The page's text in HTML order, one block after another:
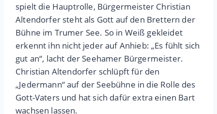
spielt die Hauptrolle, Bürgermeister Christian
Altendorfer steht als Gott auf den Brettern der
Bühne im Trumer See. So in Weiß gekleidet
erkennt ihn nicht jeder auf Anhieb: „Es fühlt sich
gut an“, lacht der Seehamer Bürgermeister.
Christian Altendorfer schlüpft für den
„Jedermann“ auf der Seebühne in die Rolle des
Gott-Vaters und hat sich dafür extra einen Bart
wachsen lassen.